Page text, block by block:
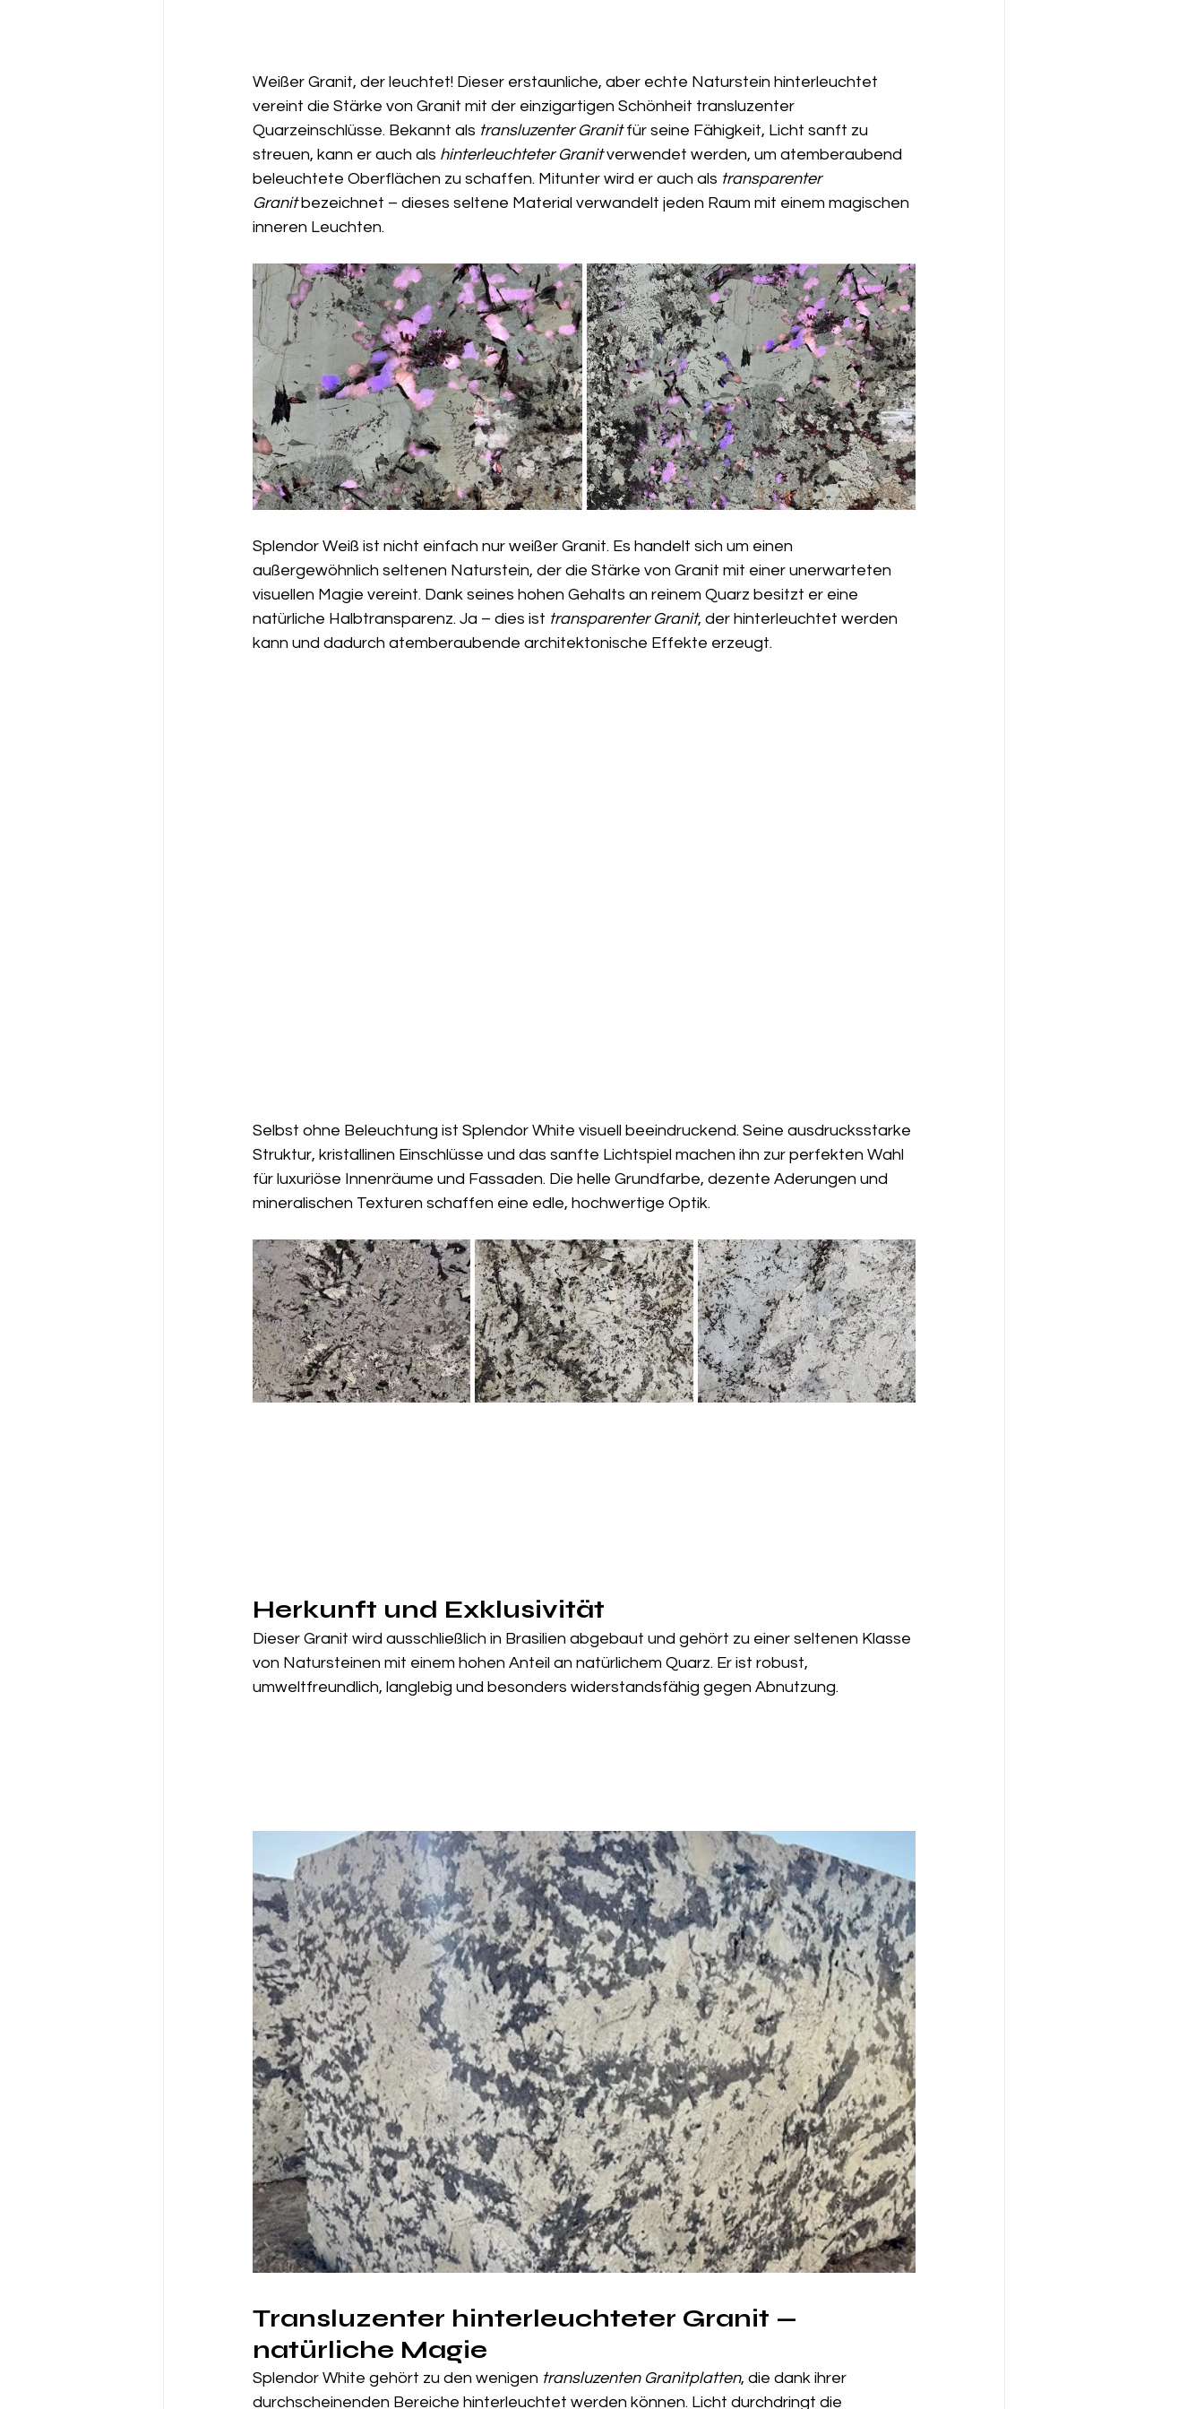
Weißer Granit, der leuchtet! Dieser erstaunliche, aber echte Naturstein hinterleuchtet
vereint die Stärke von Granit mit der einzigartigen Schönheit transluzenter
Quarzeinschlüsse. Bekannt als transluzenter Granit für seine Fähigkeit, Licht sanft zu
streuen, kann er auch als hinterleuchteter Granit verwendet werden, um atemberaubend
beleuchtete Oberflächen zu schaffen. Mitunter wird er auch als transparenter
Granit bezeichnet – dieses seltene Material verwandelt jeden Raum mit einem magischen
inneren Leuchten.
Splendor Weiß ist nicht einfach nur weißer Granit. Es handelt sich um einen
außergewöhnlich seltenen Naturstein, der die Stärke von Granit mit einer unerwarteten
visuellen Magie vereint. Dank seines hohen Gehalts an reinem Quarz besitzt er eine
natürliche Halbtransparenz. Ja – dies ist transparenter Granit, der hinterleuchtet werden
kann und dadurch atemberaubende architektonische Effekte erzeugt.
Selbst ohne Beleuchtung ist Splendor White visuell beeindruckend. Seine ausdrucksstarke
Struktur, kristallinen Einschlüsse und das sanfte Lichtspiel machen ihn zur perfekten Wahl
für luxuriöse Innenräume und Fassaden. Die helle Grundfarbe, dezente Aderungen und
mineralischen Texturen schaffen eine edle, hochwertige Optik.
Herkunft und Exklusivität
Dieser Granit wird ausschließlich in Brasilien abgebaut und gehört zu einer seltenen Klasse
von Natursteinen mit einem hohen Anteil an natürlichem Quarz. Er ist robust,
umweltfreundlich, langlebig und besonders widerstandsfähig gegen Abnutzung.
Transluzenter hinterleuchteter Granit —
natürliche Magie
Splendor White gehört zu den wenigen transluzenten Granitplatten, die dank ihrer
durchscheinenden Bereiche hinterleuchtet werden können. Licht durchdringt die